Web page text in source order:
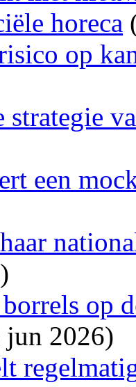
horeca
op
een
op
jun 2026)